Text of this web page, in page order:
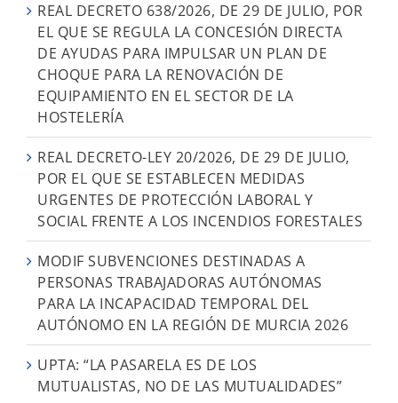
REAL DECRETO 638/2026, DE 29 DE JULIO, POR
EL QUE SE REGULA LA CONCESIÓN DIRECTA
DE AYUDAS PARA IMPULSAR UN PLAN DE
CHOQUE PARA LA RENOVACIÓN DE
EQUIPAMIENTO EN EL SECTOR DE LA
HOSTELERÍA
REAL DECRETO-LEY 20/2026, DE 29 DE JULIO,
POR EL QUE SE ESTABLECEN MEDIDAS
URGENTES DE PROTECCIÓN LABORAL Y
SOCIAL FRENTE A LOS INCENDIOS FORESTALES
MODIF SUBVENCIONES DESTINADAS A
PERSONAS TRABAJADORAS AUTÓNOMAS
PARA LA INCAPACIDAD TEMPORAL DEL
AUTÓNOMO EN LA REGIÓN DE MURCIA 2026
UPTA: “LA PASARELA ES DE LOS
MUTUALISTAS, NO DE LAS MUTUALIDADES”